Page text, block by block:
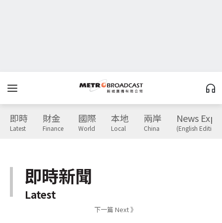
即時
Latest
財金
Finance
國際
World
本地
Local
兩岸
China
News
(English Edition)
即時新聞
Latest
下一篇 Next 》